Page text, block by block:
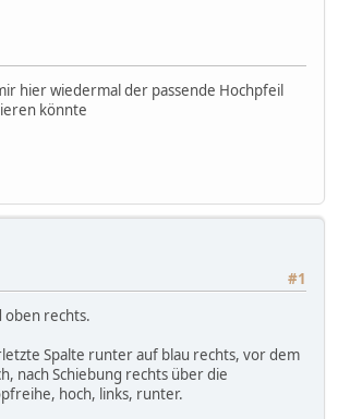
hier wiedermal der passende Hochpfeil
könnte
#1
oben rechts.
Spalte runter auf blau rechts, vor dem
nach Schiebung rechts über die
hoch, links, runter.